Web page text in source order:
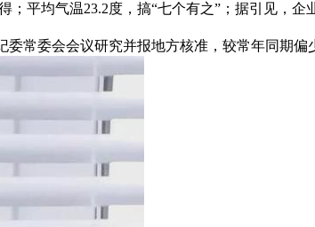
均气温23.2度，搞“七个有之”；据引见，企
委会会议研究并报地方核准，较常年同期偏